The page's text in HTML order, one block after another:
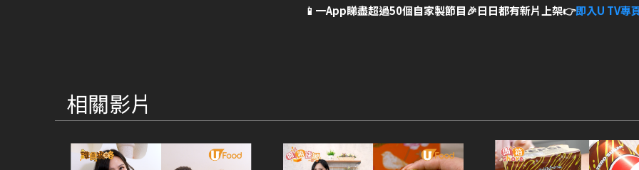
📱一App睇盡超過50個自家製節目🎉日日都有新片上架👉即入U TV專
相關影片